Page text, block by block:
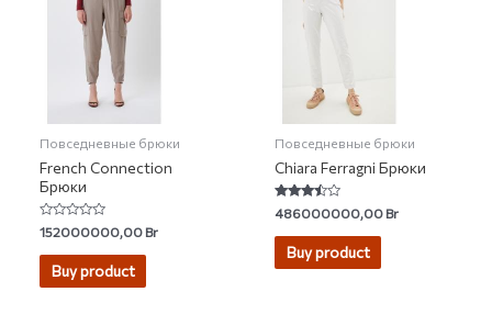
Повседневные брюки
French Connection
Брюки
Rated
0
out
152000000,00Br
Buy product
Повседневные брюки
Chiara Ferragni Брюки
Rated
3.25
out of 5
486000000,00Br
Buy product